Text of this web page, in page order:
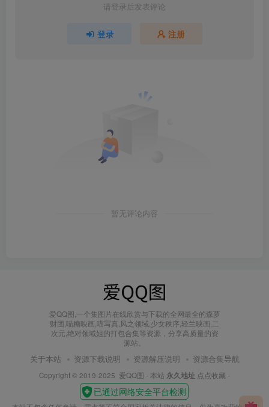
请登录后发表评论
登录 注册
暂无评论内容
爱QQ图,一个集图片在线欣赏与下载的全网最全的森萝
财团,喵糖映画,喵写真,风之领域,少女秩序,轻兰映画,二
次元,绝对领域姐的打包合集等资源，分享高质量的资
源站。
关于本站 资源下载说明 资源解压说明 资源合集导航
Copyright © 2019-2025 爱QQ图 - 本站 永久地址 点点收藏 -